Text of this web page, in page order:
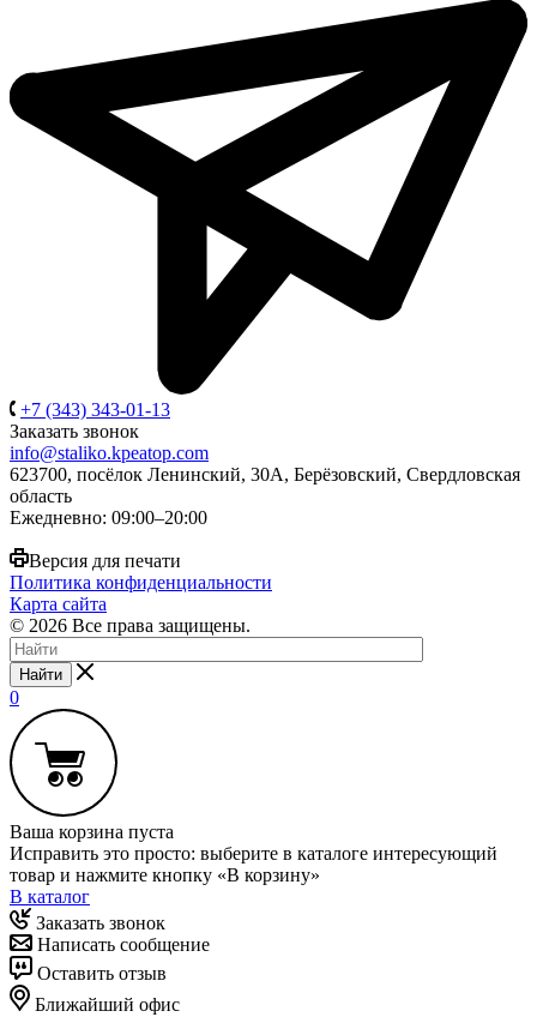
+7 (343) 343-01-13
Заказать звонок
info@staliko.kpeatop.com
623700, посёлок Ленинский, 30А, Берёзовский, Свердловская
область
Ежедневно: 09:00–20:00
Версия для печати
Политика конфиденциальности
Карта сайта
© 2026 Все права защищены.
Найти
0
Ваша корзина пуста
Исправить это просто: выберите в каталоге интересующий
товар и нажмите кнопку «В корзину»
В каталог
Заказать звонок
Написать сообщение
Оставить отзыв
Ближайший офис